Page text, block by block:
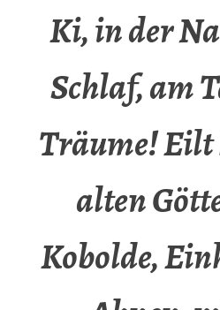
Ki, in der
Schlaf, am
Träume!
alten
Kobolde,